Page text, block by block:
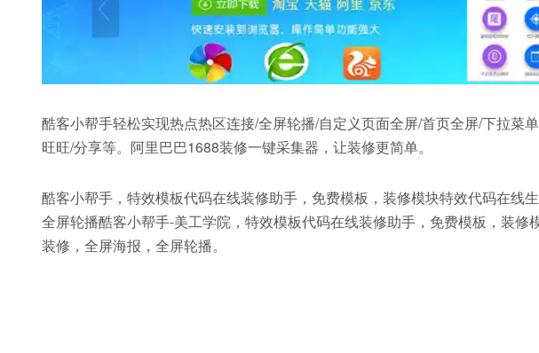
酷客小帮手轻松实现热点热区连接/全屏轮播/自定义页面全屏/首页全屏/下拉菜
旺旺/分享等。阿里巴巴1688装修一键采集器，让装修更简单。
酷客小帮手，特效模板代码在线装修助手，免费模板，装修模块特效代码在线
全屏轮播酷客小帮手-美工学院，特效模板代码在线装修助手，免费模板，装
装修，全屏海报，全屏轮播。